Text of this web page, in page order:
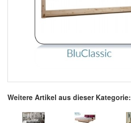
Weitere Artikel aus dieser Kategorie: